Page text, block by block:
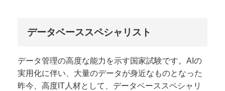
データベーススペシャリスト
データ管理の高度な能力を示す国家試験です。AIの
実用化に伴い、大量のデータが身近なものとなった
昨今、高度IT人材として、データベーススペシャリ